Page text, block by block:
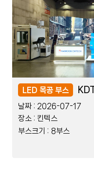
LED 블럭 부스 레
날짜 : 2026-07-08
장소 : 킨텍스
부스크기 : 2부스
LED 목공 부스
날짜 : 2026-07-17
장소 : 킨텍스
부스크기 : 8부스
LED 블럭 부스 레
날짜 : 2026-07-08
장소 : 킨텍스
부스크기 : 2부스
LED 목공 부스
날짜 : 2026-07-17
장소 : 킨텍스
부스크기 : 8부스